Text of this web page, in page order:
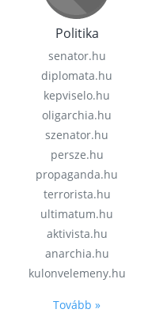
Politika
senator.hu
diplomata.hu
kepviselo.hu
oligarchia.hu
szenator.hu
persze.hu
propaganda.hu
terrorista.hu
ultimatum.hu
aktivista.hu
anarchia.hu
kulonvelemeny.hu
Tovább »